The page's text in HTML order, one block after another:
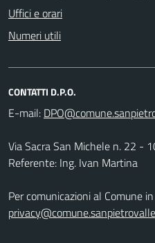
Uffici e orari
Numeri utili
CONTATTI D.P.O.
E-mail:
Via Sacra San Michele n. 22 -
Referente: Ing. Ivan Martina
Per comunicazioni al Comune